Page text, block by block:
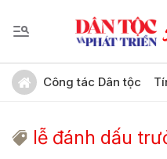
Công tác Dân tộc
lễ đánh dấu